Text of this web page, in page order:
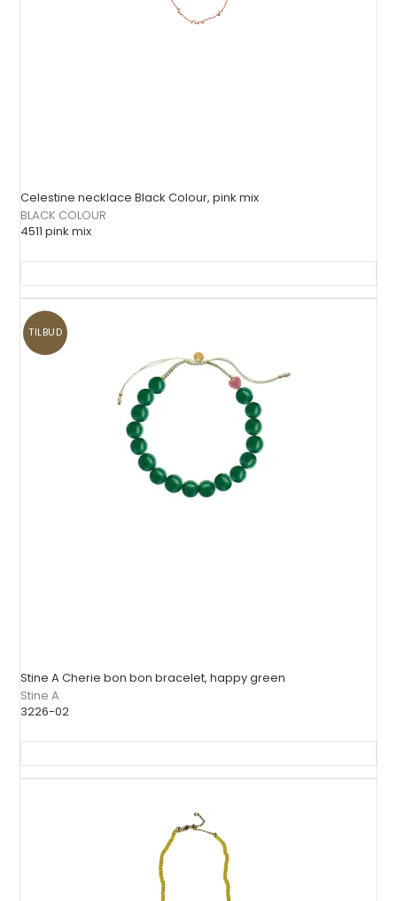
Celestine necklace Black Colour, pink mix
BLACK COLOUR
4511 pink mix
TILBUD
Stine A Cherie bon bon bracelet, happy green
Stine A
3226-02